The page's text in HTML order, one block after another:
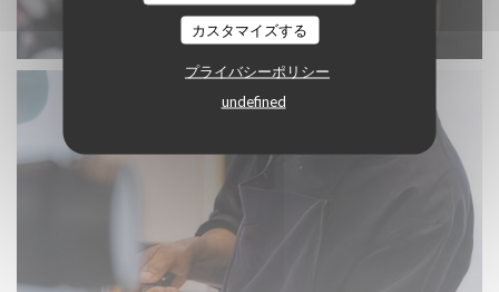
カスタマイズする
プライバシーポリシー
undefined